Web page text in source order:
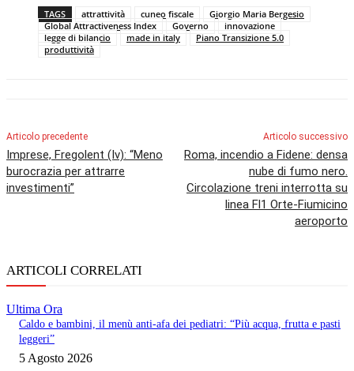
TAGS attrattività cuneo fiscale
Giorgio Maria Bergesio
Global Attractiveness Index
Governo
innovazione
legge di bilancio
made in italy
Piano Transizione 5.0
produttività
Articolo precedente
Imprese, Fregolent (Iv): “Meno
burocrazia per attrarre
investimenti”
Articolo successivo
Roma, incendio a Fidene: densa
nube di fumo nero.
Circolazione treni interrotta su
linea Fl1 Orte-Fiumicino
aeroporto
ARTICOLI CORRELATI
Ultima Ora
Caldo e bambini, il menù anti-afa dei pediatri: “Più acqua, frutta e pasti
leggeri”
5 Agosto 2026